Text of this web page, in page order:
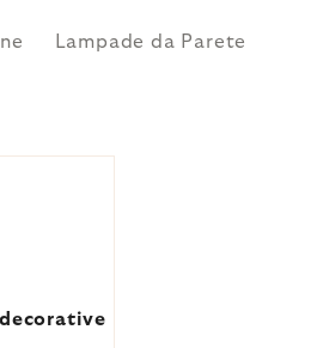
Lampade da Parete